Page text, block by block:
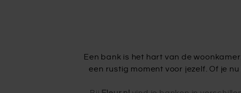
Een bank is het hart van de
een rustig moment voor jezelf. Of je